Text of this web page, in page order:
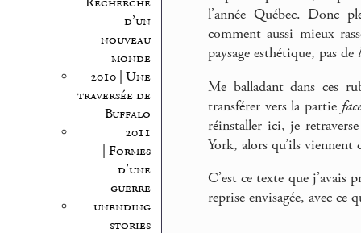
d’un
nouveau
monde
2010 | Une
traversée de
Buffalo
2011
| Formes
d’une
guerre
unending
stories
l’année Québec. Donc
comment aussi mieux
paysage esthétique, pas de
Me balladant dans ces
transférer vers la partie
réinstaller ici, je
York, alors qu’ils viennent
C’est ce texte que
reprise envisagée, avec ce